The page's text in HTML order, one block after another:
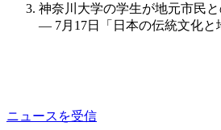
神奈川大学の学生が地元市民
— 7月17日「日本の伝統文化と
ニュースを受信